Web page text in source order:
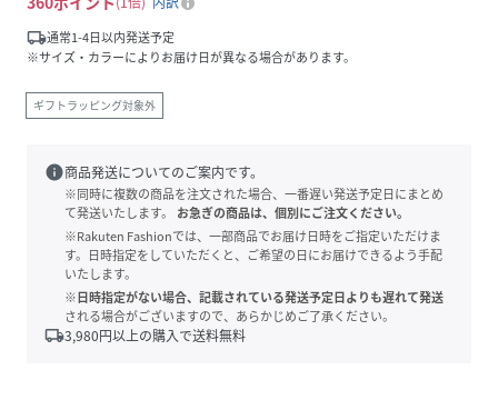
local_shipping通常1-4日以内発送予定
※サイズ・カラーによりお届け日が異なる場合があります。
ギフトラッピング対象外
info商品発送についてのご案内です。
※同時に複数の商品を注文された場合、一番遅い発送予定日にまとめ
て発送いたします。
お急ぎの商品は、個別にご注文ください。
※Rakuten Fashionでは、一部商品でお届け日時をご指定いただけま
す。日時指定をしていただくと、ご希望の日にお届けできるよう手配
いたします。
※日時指定がない場合、記載されている発送予定日よりも遅れて発送
される場合がございますので、あらかじめご了承ください。
local_shipping3,980円以上の購入で送料無料